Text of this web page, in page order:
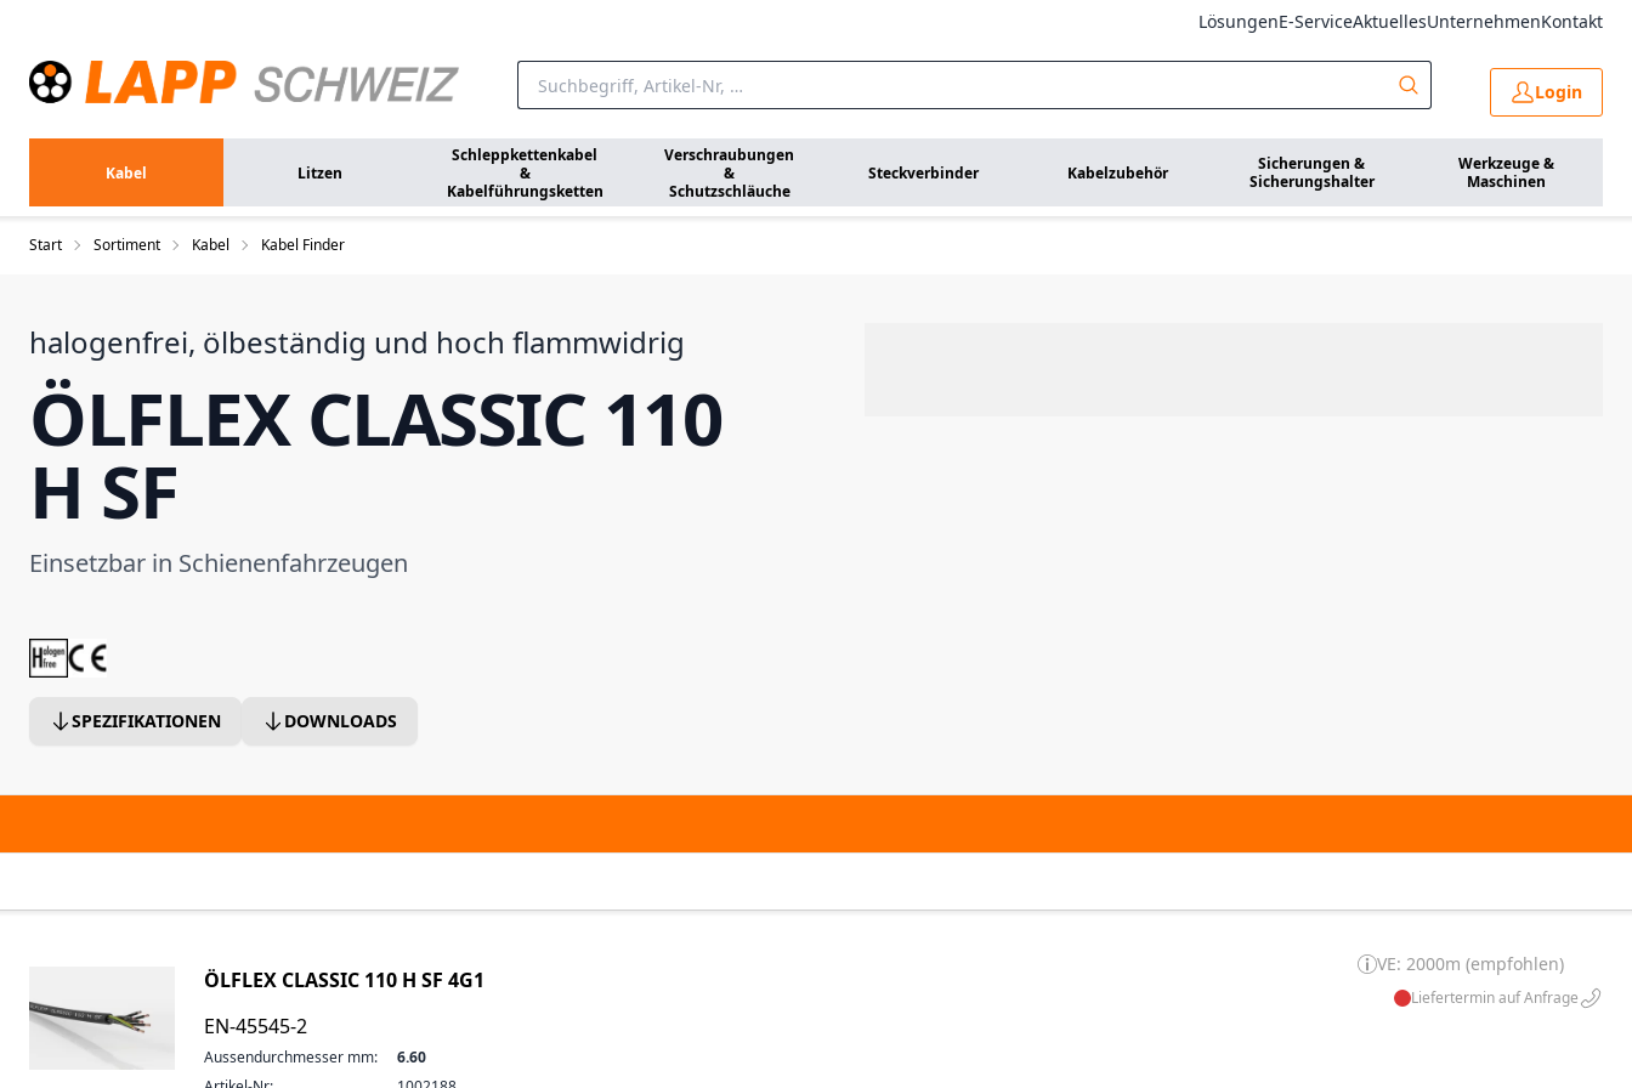
LösungenE-ServiceAktuellesUnternehmenKontakt
Login
Kabel Litzen
Schleppkettenkabel
&
Kabelführungsketten
Verschraubungen
&
Schutzschläuche
Steckverbinder Kabelzubehör
Sicherungen &
Sicherungshalter
Werkzeuge &
Maschinen
Start Sortiment Kabel Kabel Finder
halogenfrei, ölbeständig und hoch flammwidrig
ÖLFLEX CLASSIC 110
H SF
Einsetzbar in Schienenfahrzeugen
SPEZIFIKATIONEN DOWNLOADS
ÖLFLEX CLASSIC 110 H SF 4G1
EN-45545-2
Aussendurchmesser mm:
6.60
VE: 2000m (empfohlen)
Liefertermin auf Anfrage